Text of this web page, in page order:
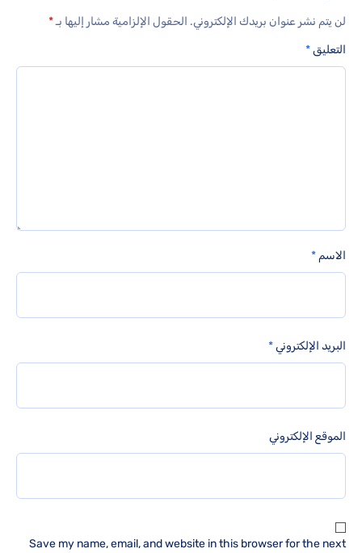
لن يتم نشر عنوان بريدك الإلكتروني. الحقول الإلزامية مشار إليها بـ*
التعليق*
الاسم *
البريد الإلكتروني*
الموقع الإلكتروني
Save my name, email, and website in this browser for the next